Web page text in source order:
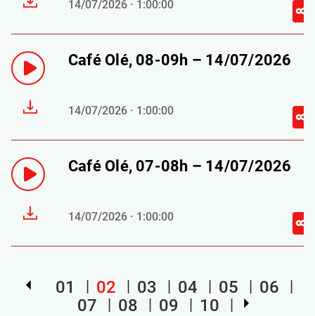
14/07/2026 · 1:00:00
Café Olé, 08-09h – 14/07/2026
14/07/2026 · 1:00:00
Café Olé, 07-08h – 14/07/2026
14/07/2026 · 1:00:00
01 02 03 04 05
06
07
08 09 10